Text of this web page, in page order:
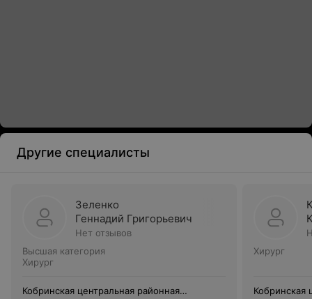
Другие специалисты
Зеленко
Геннадий Григорьевич
Нет отзывов
Высшая категория
Хирург
Кобринская центральная районная
Хирург
Кобринская